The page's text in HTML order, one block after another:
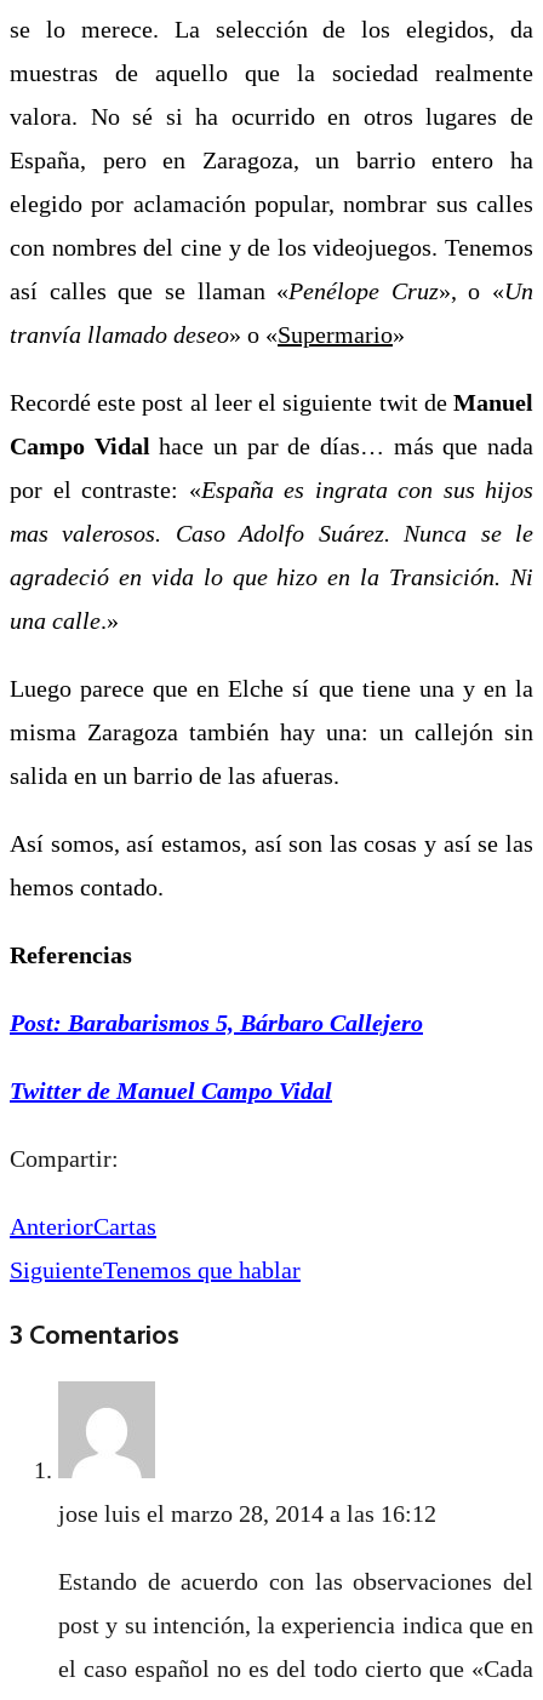
se lo merece. La selección de los elegidos, da
muestras de aquello que la sociedad realmente
valora. No sé si ha ocurrido en otros lugares de
España, pero en Zaragoza, un barrio entero ha
elegido por aclamación popular, nombrar sus calles
con nombres del cine y de los videojuegos. Tenemos
así calles que se llaman «Penélope Cruz», o «Un
tranvía llamado deseo» o «Supermario»
Recordé este post al leer el siguiente twit de Manuel
Campo Vidal hace un par de días… más que nada
por el contraste: «España es ingrata con sus hijos
mas valerosos. Caso Adolfo Suárez. Nunca se le
agradeció en vida lo que hizo en la Transición. Ni
una calle.»
Luego parece que en Elche sí que tiene una y en la
misma Zaragoza también hay una: un callejón sin
salida en un barrio de las afueras.
Así somos, así estamos, así son las cosas y así se las
hemos contado.
Referencias
Post: Barabarismos 5, Bárbaro Callejero
Twitter de Manuel Campo Vidal
Compartir:
AnteriorCartas
SiguienteTenemos que hablar
3 Comentarios
jose luis el marzo 28, 2014 a las 16:12
Estando de acuerdo con las observaciones del
post y su intención, la experiencia indica que en
el caso español no es del todo cierto que «Cada